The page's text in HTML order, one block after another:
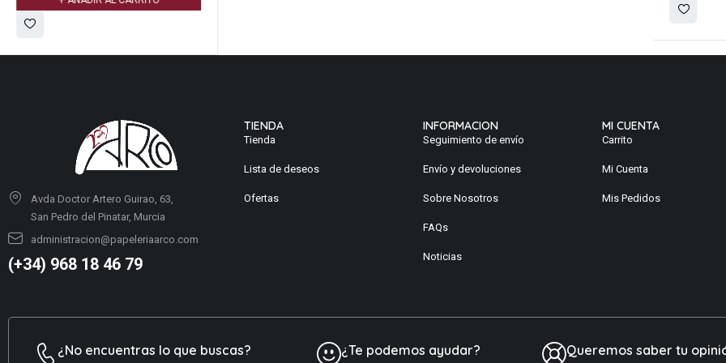
Avda Doctor Artero Guirao, 63,
San Pedro del Pinatar, Murcia
administracion@papeleriaarco.com
(+34) 968 18 46 79
TIENDA
Tienda
Lista de deseos
Ofertas
INFORMACION
Seguimiento de envío
Envío y devoluciones
Sobre Nosotros
FAQs
Noticias
MI CUENTA
Carrito
Mi Cuenta
Mis Pedidos
¿No encuentras lo que buscas? ¿Te podemos ayudar? Queremos saber tu